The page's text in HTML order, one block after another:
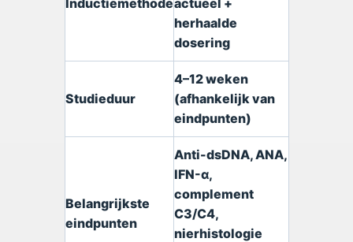
Inductiemethodeactueel +
herhaalde
dosering
Studieduur
4–12 weken
(afhankelijk van
eindpunten)
Belangrijkste
eindpunten
Anti-dsDNA, ANA,
IFN-α,
complement
C3/C4,
nierhistologie